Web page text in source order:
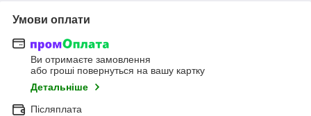
Умови оплати
Ви отримаєте замовлення
або гроші повернуться на вашу картку
Детальніше
Післяплата